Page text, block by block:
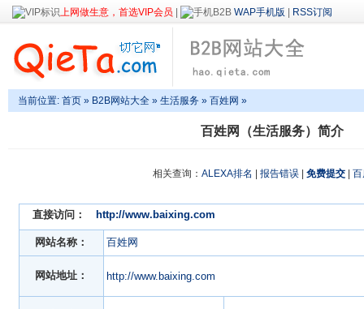
上网做生意，首选VIP会员 WAP手机版 RSS订阅
当前位置: 首页 » B2B网站大全 » 生活服务 » 百姓网 »
百姓网（生活服务）简介
相关查询： ALEXA排名 报告错误 免费提交
直接访问： http://www.baixing.com
网站名称： 百姓网
网站地址： http://www.baixing.com